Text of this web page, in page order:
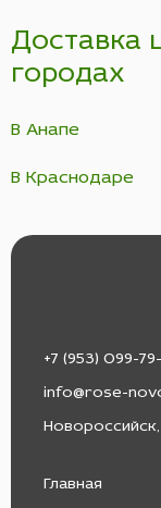
Доставка
городах
В Анапе
В Краснодаре
+7 (953) 099-
info@rose-
Главная